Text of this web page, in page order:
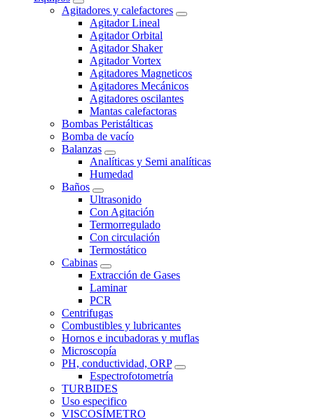
Agitadores y calefactores
Agitador Lineal
Agitador Orbital
Agitador Shaker
Agitador Vortex
Agitadores Magneticos
Agitadores Mecánicos
Agitadores oscilantes
Mantas calefactoras
Bombas Peristálticas
Bomba de vacío
Balanzas
Analíticas y Semi analíticas
Humedad
Baños
Ultrasonido
Con Agitación
Termorregulado
Con circulación
Termostático
Cabinas
Extracción de Gases
Laminar
PCR
Centrifugas
Combustibles y lubricantes
Hornos e incubadoras y muflas
Microscopía
PH, conductividad, ORP
Espectrofotometría
TURBIDES
Uso especifico
VISCOSÍMETRO